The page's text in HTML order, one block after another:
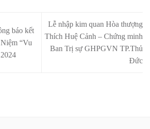
báo kết
“Vu
Lễ nhập kim quan Hòa thượng
Thích Huệ Cảnh – Chứng minh
Ban Trị sự GHPGVN TP.Thủ
Đức